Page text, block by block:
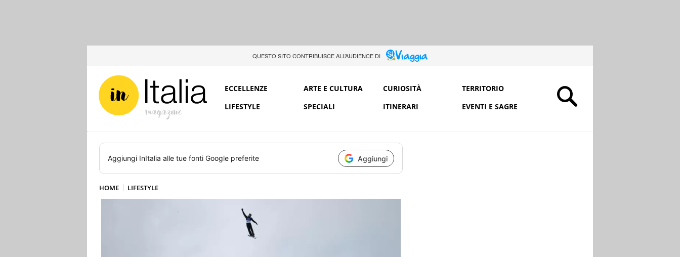
QUESTO SITO CONTRIBUISCE ALL’AUDIENCE DI
ECCELLENZE ARTE E CULTURA CURIOSITÀ
TERRITORIO
LIFESTYLE
SPECIALI ITINERARI EVENTI E SAGRE
Aggiungi InItalia alle tue fonti Google preferite Aggiungi
HOME LIFESTYLE